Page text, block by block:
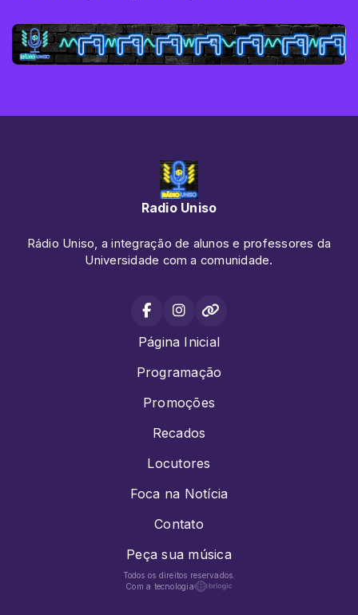
Radio Uniso
Rádio Uniso, a integração de alunos e professores da
Universidade com a comunidade.
Página Inicial
Programação
Promoções
Recados
Locutores
Foca na Notícia
Contato
Peça sua música
Todos os direitos reservados.
Com a tecnologia